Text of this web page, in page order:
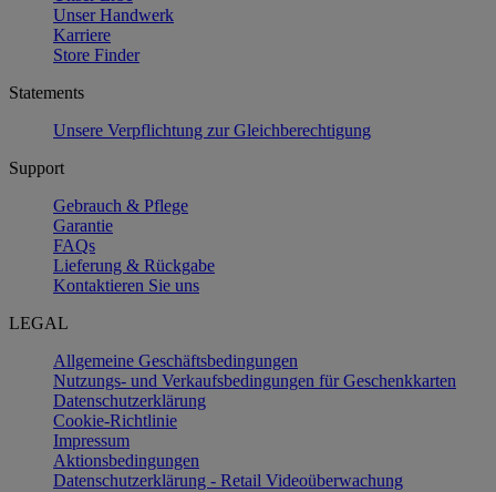
Unser Handwerk
Karriere
Store Finder
Statements
Unsere Verpflichtung zur Gleichberechtigung
Support
Gebrauch & Pflege
Garantie
FAQs
Lieferung & Rückgabe
Kontaktieren Sie uns
LEGAL
Allgemeine Geschäftsbedingungen
Nutzungs- und Verkaufsbedingungen für Geschenkkarten
Datenschutzerklärung
Cookie-Richtlinie
Impressum
Aktionsbedingungen
Datenschutzerklärung - Retail Videoüberwachung